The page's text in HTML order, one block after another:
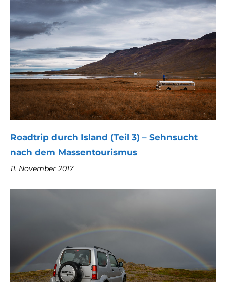
Roadtrip durch Island (Teil 3) – Sehnsucht
nach dem Massentourismus
11. November 2017